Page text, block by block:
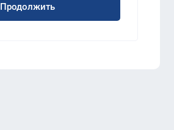
Продолжить